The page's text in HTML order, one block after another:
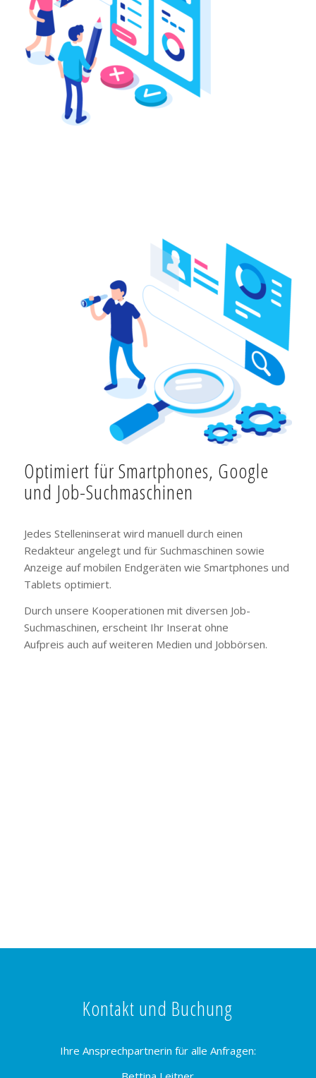
Optimiert für Smartphones, Google
und Job-Suchmaschinen
Jedes Stelleninserat wird manuell durch einen
Redakteur angelegt und für Suchmaschinen sowie
Anzeige auf mobilen Endgeräten wie Smartphones und
Tablets optimiert.
Durch unsere Kooperationen mit diversen Job-
Suchmaschinen, erscheint Ihr Inserat ohne
Aufpreis auch auf weiteren Medien und Jobbörsen.
Kontakt und Buchung
Ihre Ansprechpartnerin für alle Anfragen: